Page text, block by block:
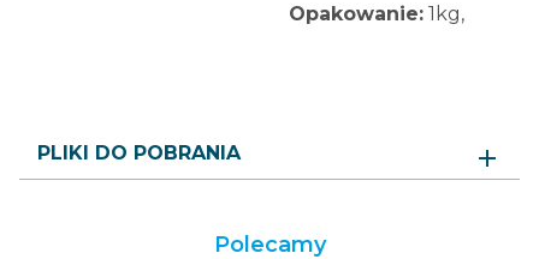
Opakowanie: 1kg,
PLIKI DO POBRANIA
Polecamy